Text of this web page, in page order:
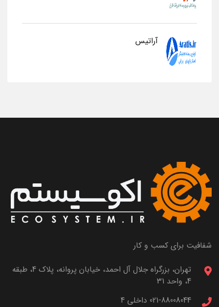
آراتیس
شفافیت برای کسب و کار
تهران، بزرگراه جلال آل احمد، خیابان پروانه، پلاک 4، طبقه
4، واحد 31
021-88008044 داخلی 4